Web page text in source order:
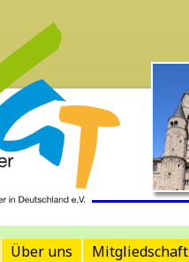
Über uns Mitgliedschaft